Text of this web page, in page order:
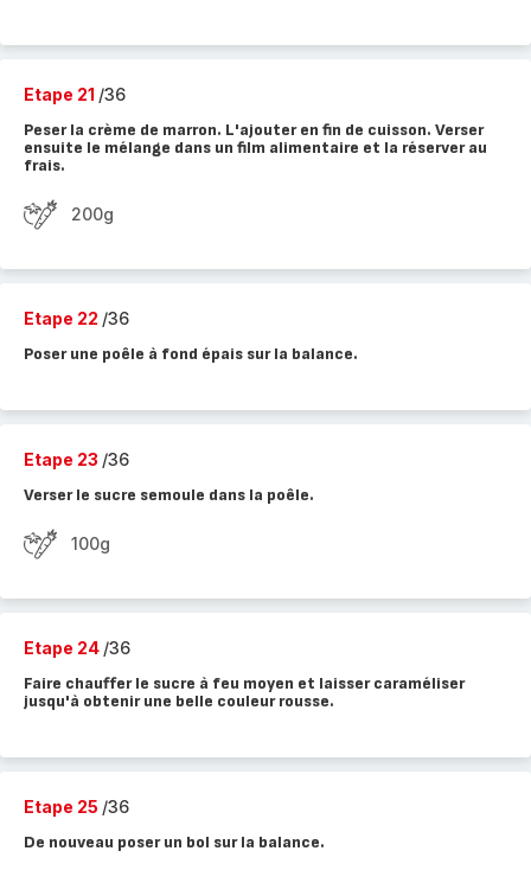
Etape 21 /36
Peser la crème de marron. L'ajouter en fin de cuisson. Verser
ensuite le mélange dans un film alimentaire et la réserver au
frais.
200g
Etape 22 /36
Poser une poêle à fond épais sur la balance.
Etape 23 /36
Verser le sucre semoule dans la poêle.
100g
Etape 24 /36
Faire chauffer le sucre à feu moyen et laisser caraméliser
jusqu'à obtenir une belle couleur rousse.
Etape 25 /36
De nouveau poser un bol sur la balance.